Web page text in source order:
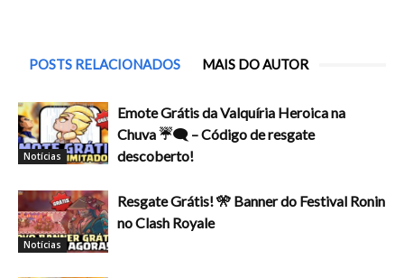
POSTS RELACIONADOS MAIS DO AUTOR
Notícias
Emote Grátis da Valquíria Heroica na
Chuva ☔🗨️ – Código de resgate
descoberto!
Notícias
Resgate Grátis! 🎌 Banner do Festival Ronin
no Clash Royale